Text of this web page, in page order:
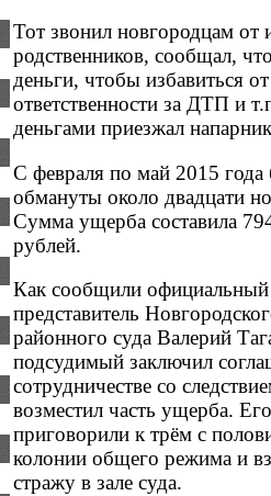
Тот звонил новгородцам от
родственников, сообщал,
деньги, чтобы избавиться от
ответственности за ДТП и
деньгами приезжал
С февраля по май 2015
обмануты около двадцати
Сумма ущерба составила
рублей.
Как сообщили официальный
представитель
районного суда Валерий
подсудимый заключил
сотрудничестве со
возместил часть ущерба. Его
приговорили к трём с
колонии общего режима и
стражу в зале суда.